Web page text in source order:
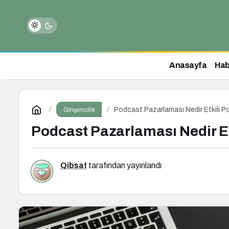
Anasayfa
Girişimcilik Podcast Pazarlaması Nedir Etkili
Podcast Pazarlaması Nedir
Qibsat tarafından yayınlandı